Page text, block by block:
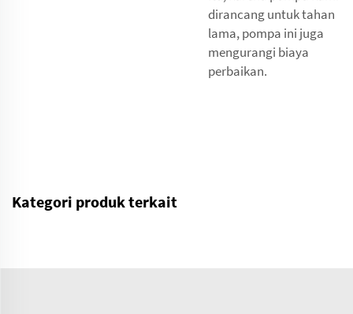
dirancang untuk tahan
lama, pompa ini juga
mengurangi biaya
perbaikan.
Kategori produk terkait